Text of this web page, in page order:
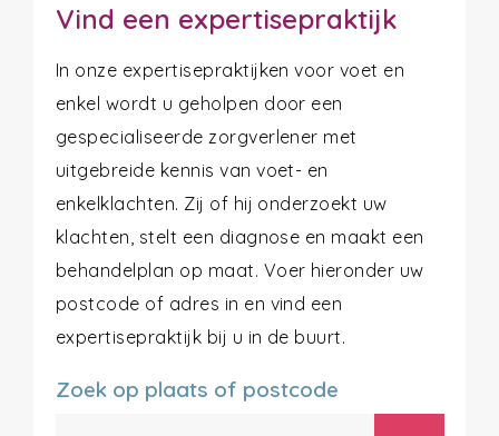
Vind een expertisepraktijk
In onze expertisepraktijken voor voet en
enkel wordt u geholpen door een
gespecialiseerde zorgverlener met
uitgebreide kennis van voet- en
enkelklachten. Zij of hij onderzoekt uw
klachten, stelt een diagnose en maakt een
behandelplan op maat. Voer hieronder uw
postcode of adres in en vind een
expertisepraktijk bij u in de buurt.
Zoek op plaats of postcode